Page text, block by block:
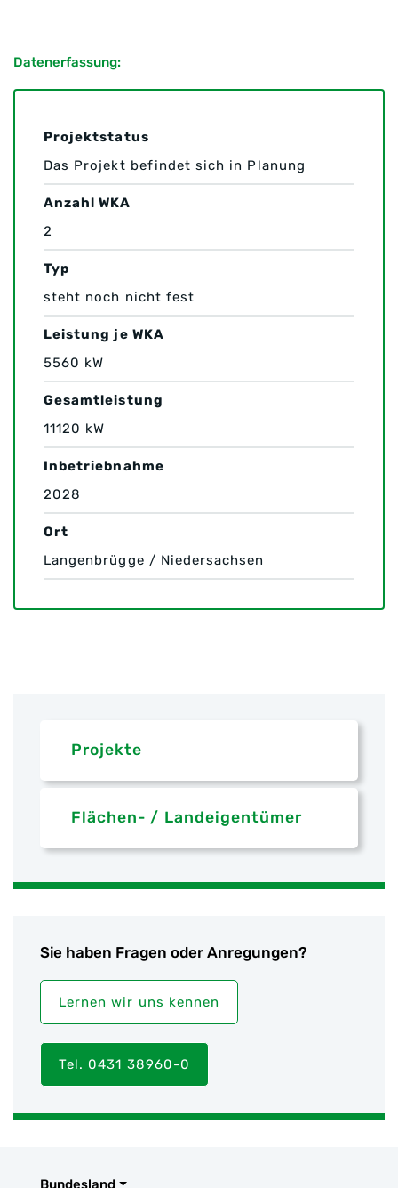
Projekte
Flächen- / Landeigentümer
Sie haben Fragen oder Anregungen?
Lernen wir uns kennen
Tel. 0431 38960-0
Datenerfassung:
Projektstatus
Das Projekt befindet sich in Planung
Anzahl WKA
2
Typ
steht noch nicht fest
Leistung je WKA
5560 kW
Gesamtleistung
11120 kW
Inbetriebnahme
2028
Ort
Langenbrügge / Niedersachsen